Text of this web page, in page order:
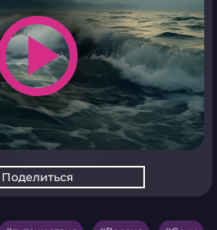
play_arrow
Поделиться